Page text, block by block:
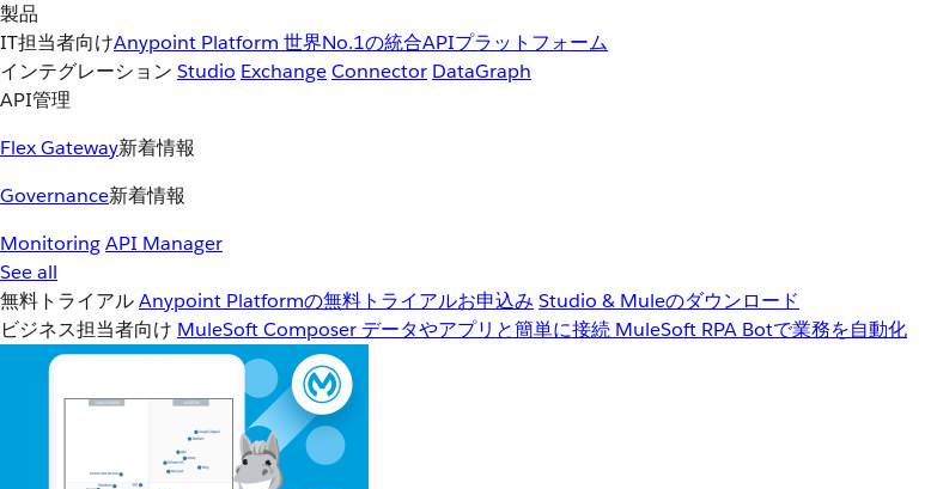
製品
IT担当者向けAnypoint Platform 世界No.1の統合APIプラットフォーム
インテグレーション Studio ExchangeConnector DataGraph
API管理
Flex Gateway新着情報
Governance新着情報
MonitoringAPI Manager
See all
無料トライアルAnypoint Platformの無料トライアルお申込み Studio & Muleのダウンロード
ビジネス担当者向け MuleSoft Composer データやアプリと簡単に接続 MuleSoft RPA Botで業務を自動化